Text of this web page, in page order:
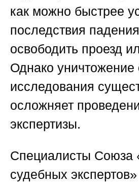
как можно быстрее
последствия
освободить проезд
Однако уничтожение
исследования
осложняет
экспертизы.
Специалисты Союза
судебных экспертов»